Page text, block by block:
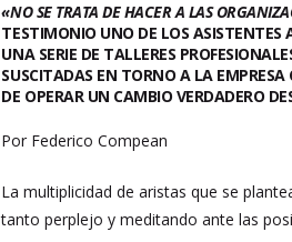
«NO SE TRATA DE HACER A LAS
TESTIMONIO UNO DE LOS ASISTENTES
UNA SERIE DE TALLERES
SUSCITADAS EN TORNO A LA
DE OPERAR UN CAMBIO VERDADERO
Por Federico Compean
La multiplicidad de aristas que se
tanto perplejo y meditando ante las